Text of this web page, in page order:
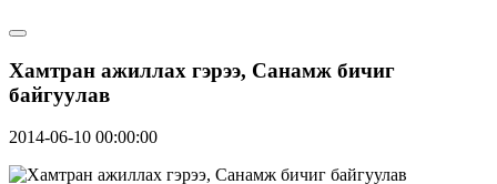
Хамтран ажиллах гэрээ, Санамж бичиг
байгуулав
2014-06-10 00:00:00